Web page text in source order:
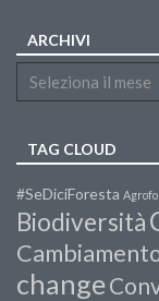
ARCHIVI
TAG CLOUD
#SeDiciForesta
Biodiversità
change